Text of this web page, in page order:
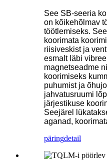
See SB-seeria
on kõikehõlmav
töötlemiseks.
koorimata
riisiveskist ja
esmalt läbi
magnetseadme
koorimiseks
puhumist ja
jahvatusruumi
järjestikuse
Seejärel
aganad,
päringdetail